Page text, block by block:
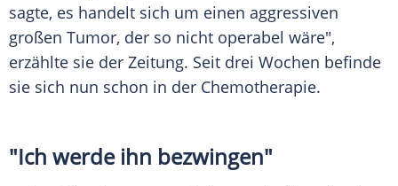
sagte, es handelt sich um einen aggressiven
großen Tumor, der so nicht operabel wäre",
erzählte sie der Zeitung. Seit drei Wochen befinde
sie sich nun schon in der Chemotherapie.
"Ich werde ihn bezwingen"